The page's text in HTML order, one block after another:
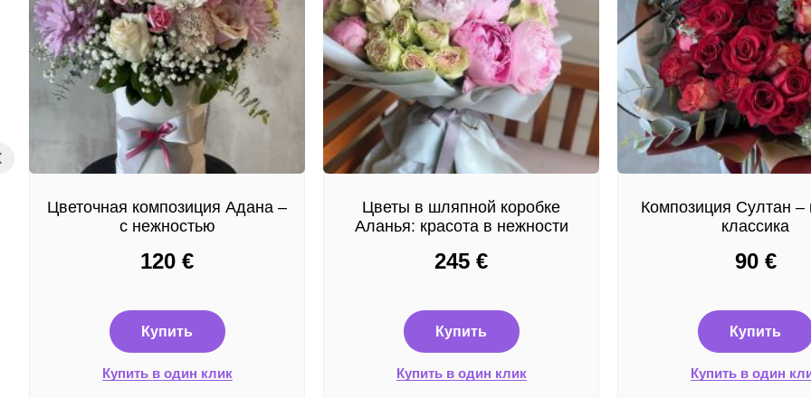
Цветочная композиция Адана –
с нежностью
120 €
Купить
Купить в один клик
Цветы в шляпной коробке
Аланья: красота в нежности
245 €
Купить
Купить в один клик
Композиция Султан –
классика
90 €
Купить
Купить в один